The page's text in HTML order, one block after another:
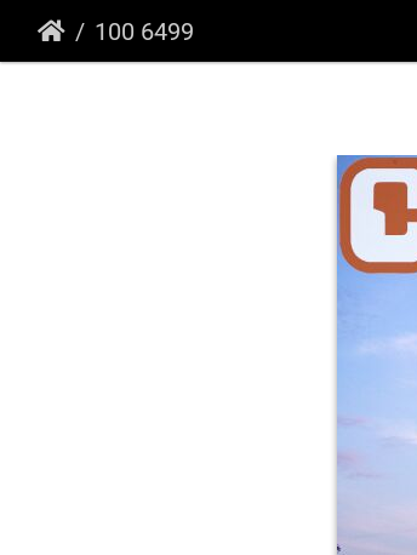
100 6499